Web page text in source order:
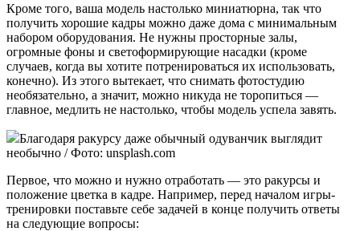
Кроме того, ваша модель настолько миниатюрна, так что
получить хорошие кадры можно даже дома с минимальным
набором оборудования. Не нужны просторные залы,
огромные фоны и светоформирующие насадки (кроме
случаев, когда вы хотите потренироваться их использовать,
конечно). Из этого вытекает, что снимать фотостудию
необязательно, а значит, можно никуда не торопиться —
главное, медлить не настолько, чтобы модель успела завять.
Благодаря ракурсу даже обычный одуванчик выглядит
необычно / Фото: unsplash.com
Первое, что можно и нужно отработать — это ракурсы и
положение цветка в кадре. Например, перед началом игры-
тренировки поставьте себе задачей в конце получить ответы
на следующие вопросы: